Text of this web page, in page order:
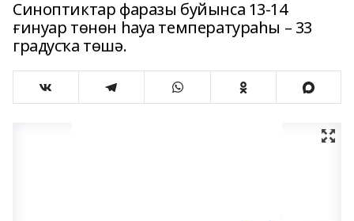
Синоптиктар фаразы буйынса 13-14
ғинуар төнөн һауа температураһы – 33
градусҡа төшә.